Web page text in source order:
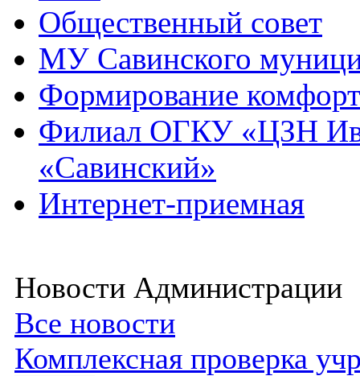
Общественный совет
МУ Савинского
Формирование
Филиал ОГКУ «ЦЗН
«Савинский»
Интернет-приемная
Новости Администрации
Все новости
Комплексная проверка